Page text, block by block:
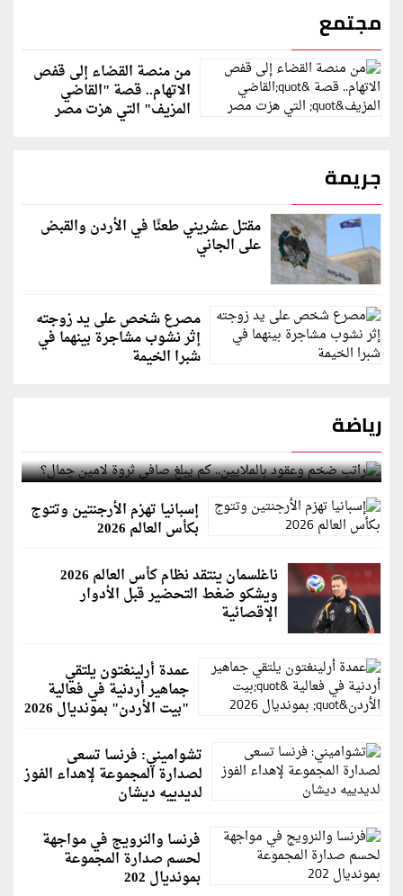
مجتمع
من منصة القضاء إلى قفص
الاتهام.. قصة "القاضي
المزيف" التي هزت مصر
جريمة
مقتل عشريني طعنًا في الأردن والقبض
على الجاني
مصرع شخص على يد زوجته
إثر نشوب مشاجرة بينهما في
شبرا الخيمة
رياضة
راتب ضخم وعقود بالملايين.. كم يبلغ صافي ثروة لامين
جمال؟
إسبانيا تهزم الأرجنتين وتتوج
بكأس العالم 2026
ناغلسمان ينتقد نظام كأس العالم 2026
ويشكو ضغط التحضير قبل الأدوار
الإقصائية
عمدة أرلينغتون يلتقي
جماهير أردنية في فعالية
"بيت الأردن" بمونديال 2026
تشواميني: فرنسا تسعى
لصدارة المجموعة لإهداء الفوز
لديدييه ديشان
فرنسا والنرويج في مواجهة
لحسم صدارة المجموعة
بمونديال 202